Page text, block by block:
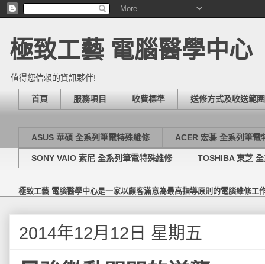
極致工藝 電腦醫學中心
值得您信賴的資訊夥伴!
首頁 服務項目 收費標準 送修方式及收送範圍
ASUS 華碩 全系列筆電特殊維修 ACER 宏碁 全系列筆電
SONY VAIO 索尼 全系列筆電特殊維修 TOSHIBA 東芝
極致工藝 電腦醫學中心是一家以顧客滿意為最高指導原則的電腦維修
2014年12月12日 星期五